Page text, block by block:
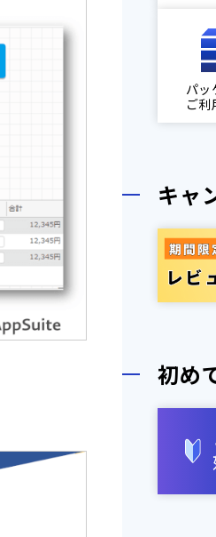
パッ
ご利
キャ
初め